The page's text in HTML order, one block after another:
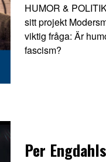
HUMOR &
sitt projekt
viktig fråga: Är
fascism?
Per